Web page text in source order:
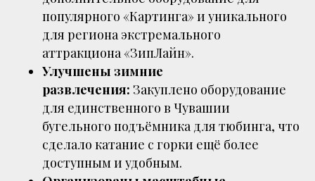
популярного «Картинга» и уникального
для региона экстремального
аттракциона «ЗипЛайн».
Улучшены зимние
развлечения: Закуплено оборудование
для единственного в Чувашии
бугельного подъёмника для тюбинга, что
сделало катание с горки ещё более
доступным и удобным.